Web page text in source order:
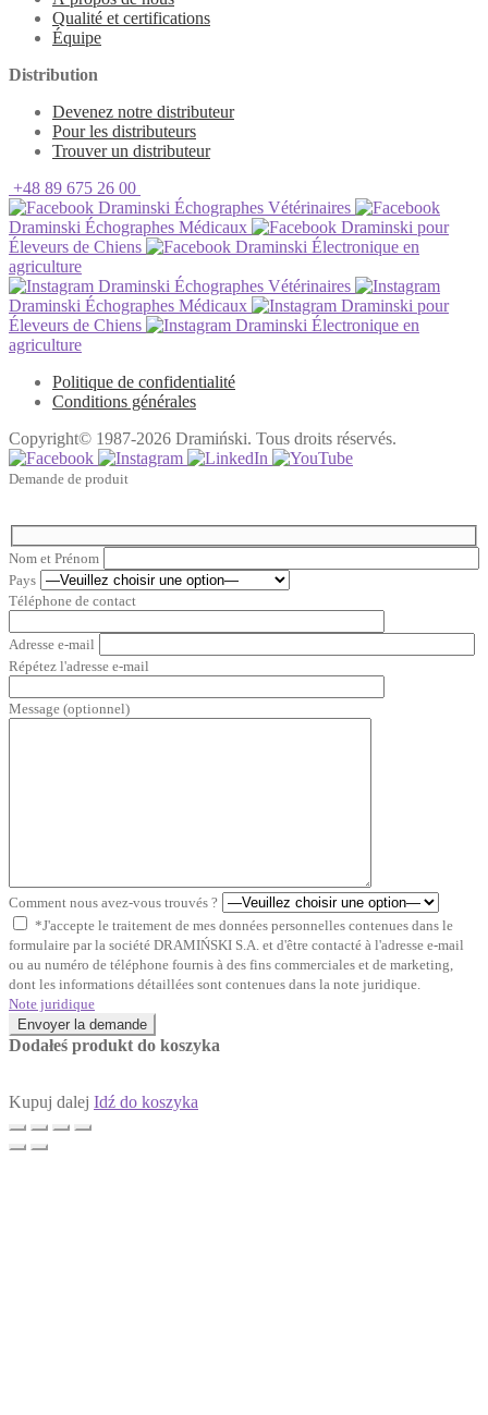
Qualité et certifications
Équipe
Distribution
Devenez notre distributeur
Pour les distributeurs
Trouver un distributeur
+48 89 675 26 00
Draminski Échographes Vétérinaires
Draminski Échographes Médicaux
Draminski pour
Éleveurs de Chiens
Draminski Électronique en
agriculture
Draminski Échographes Vétérinaires
Draminski Échographes Médicaux
Draminski pour
Éleveurs de Chiens
Draminski Électronique en
agriculture
Politique de confidentialité
Conditions générales
Copyright© 1987-2026 Dramiński. Tous droits réservés.
Demande de produit
Nom et Prénom
Pays
Téléphone de contact
Adresse e-mail
Répétez l'adresse e-mail
Message (optionnel)
Comment nous avez-vous trouvés ?
*J'accepte le traitement de mes données personnelles contenues dans le
formulaire par la société DRAMIŃSKI S.A. et d'être contacté à l'adresse e-mail
ou au numéro de téléphone fournis à des fins commerciales et de marketing,
dont les informations détaillées sont contenues dans la note juridique.
Note juridique
Envoyer la demande
Dodałeś produkt do koszyka
Kupuj dalej Idź do koszyka